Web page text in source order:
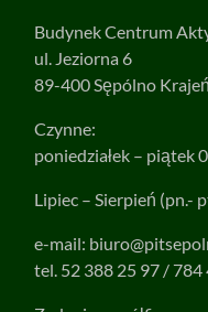
Budynek Centrum
ul. Jeziorna 6
89-400 Sępólno
Czynne:
poniedziałek – piątek
Lipiec – Sierpień (pn.-
e-mail:
tel. 52 388 25 97 / 784